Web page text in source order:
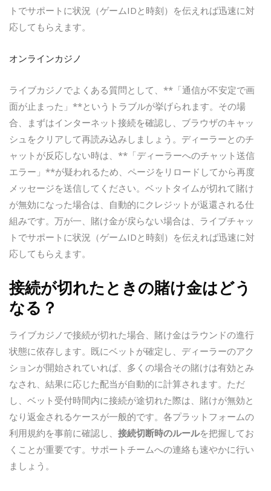
トでサポートに状況（ゲームIDと時刻）を伝えれば迅速に対
応してもらえます。
オンラインカジノ
ライブカジノでよくある質問として、**「通信が不安定で画
面が止まった」**というトラブルが挙げられます。その場
合、まずはインターネット接続を確認し、ブラウザのキャッ
シュをクリアして再読み込みしましょう。ディーラーとのチ
ャットが反応しない時は、**「ディーラーへのチャット送信
エラー」**が疑われるため、ページをリロードしてから再度
メッセージを送信してください。ベットタイムが切れて賭け
が無効になった場合は、自動的にクレジットが返還される仕
組みです。万が一、賭け金が戻らない場合は、ライブチャッ
トでサポートに状況（ゲームIDと時刻）を伝えれば迅速に対
応してもらえます。
接続が切れたときの賭け金はどう
なる？
ライブカジノで接続が切れた場合、賭け金はラウンドの進行
状態に依存します。既にベットが確定し、ディーラーのアク
ションが開始されていれば、多くの場合その賭けは有効とみ
なされ、結果に応じた配当が自動的に計算されます。ただ
し、ベット受付時間内に接続が途切れた際は、賭けが無効と
なり返金されるケースが一般的です。各プラットフォームの
利用規約を事前に確認し、 接続切断時のルールを把握してお
くことが重要です。サポートチームへの連絡も速やかに行い
ましょう。